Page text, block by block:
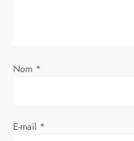
’
r
Nom *
E-mail *